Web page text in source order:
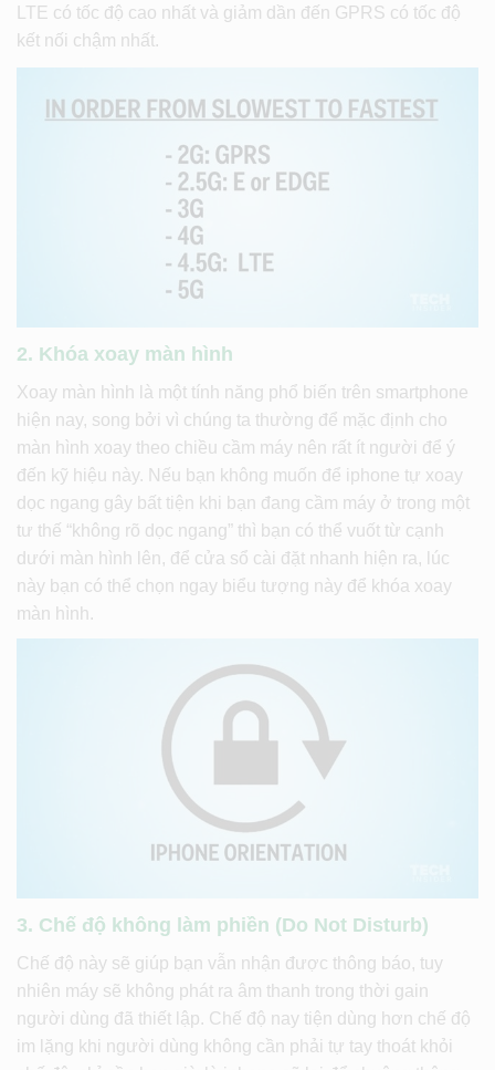
LTE có tốc độ cao nhất và giảm dần đến GPRS có tốc độ
kết nối chậm nhất.
2. Khóa xoay màn hình
Xoay màn hình là một tính năng phổ biến trên smartphone
hiện nay, song bởi vì chúng ta thường để mặc định cho
màn hình xoay theo chiều cầm máy nên rất ít người để ý
đến kỹ hiệu này. Nếu bạn không muốn để iphone tự xoay
dọc ngang gây bất tiện khi bạn đang cầm máy ở trong một
tư thế “không rõ dọc ngang” thì bạn có thể vuốt từ cạnh
dưới màn hình lên, để cửa sổ cài đặt nhanh hiện ra, lúc
này bạn có thể chọn ngay biểu tượng này để khóa xoay
màn hình.
3. Chế độ không làm phiền (Do Not Disturb)
Chế độ này sẽ giúp bạn vẫn nhận được thông báo, tuy
nhiên máy sẽ không phát ra âm thanh trong thời gain
người dùng đã thiết lập. Chế độ nay tiện dùng hơn chế độ
im lặng khi người dùng không cần phải tự tay thoát khỏi